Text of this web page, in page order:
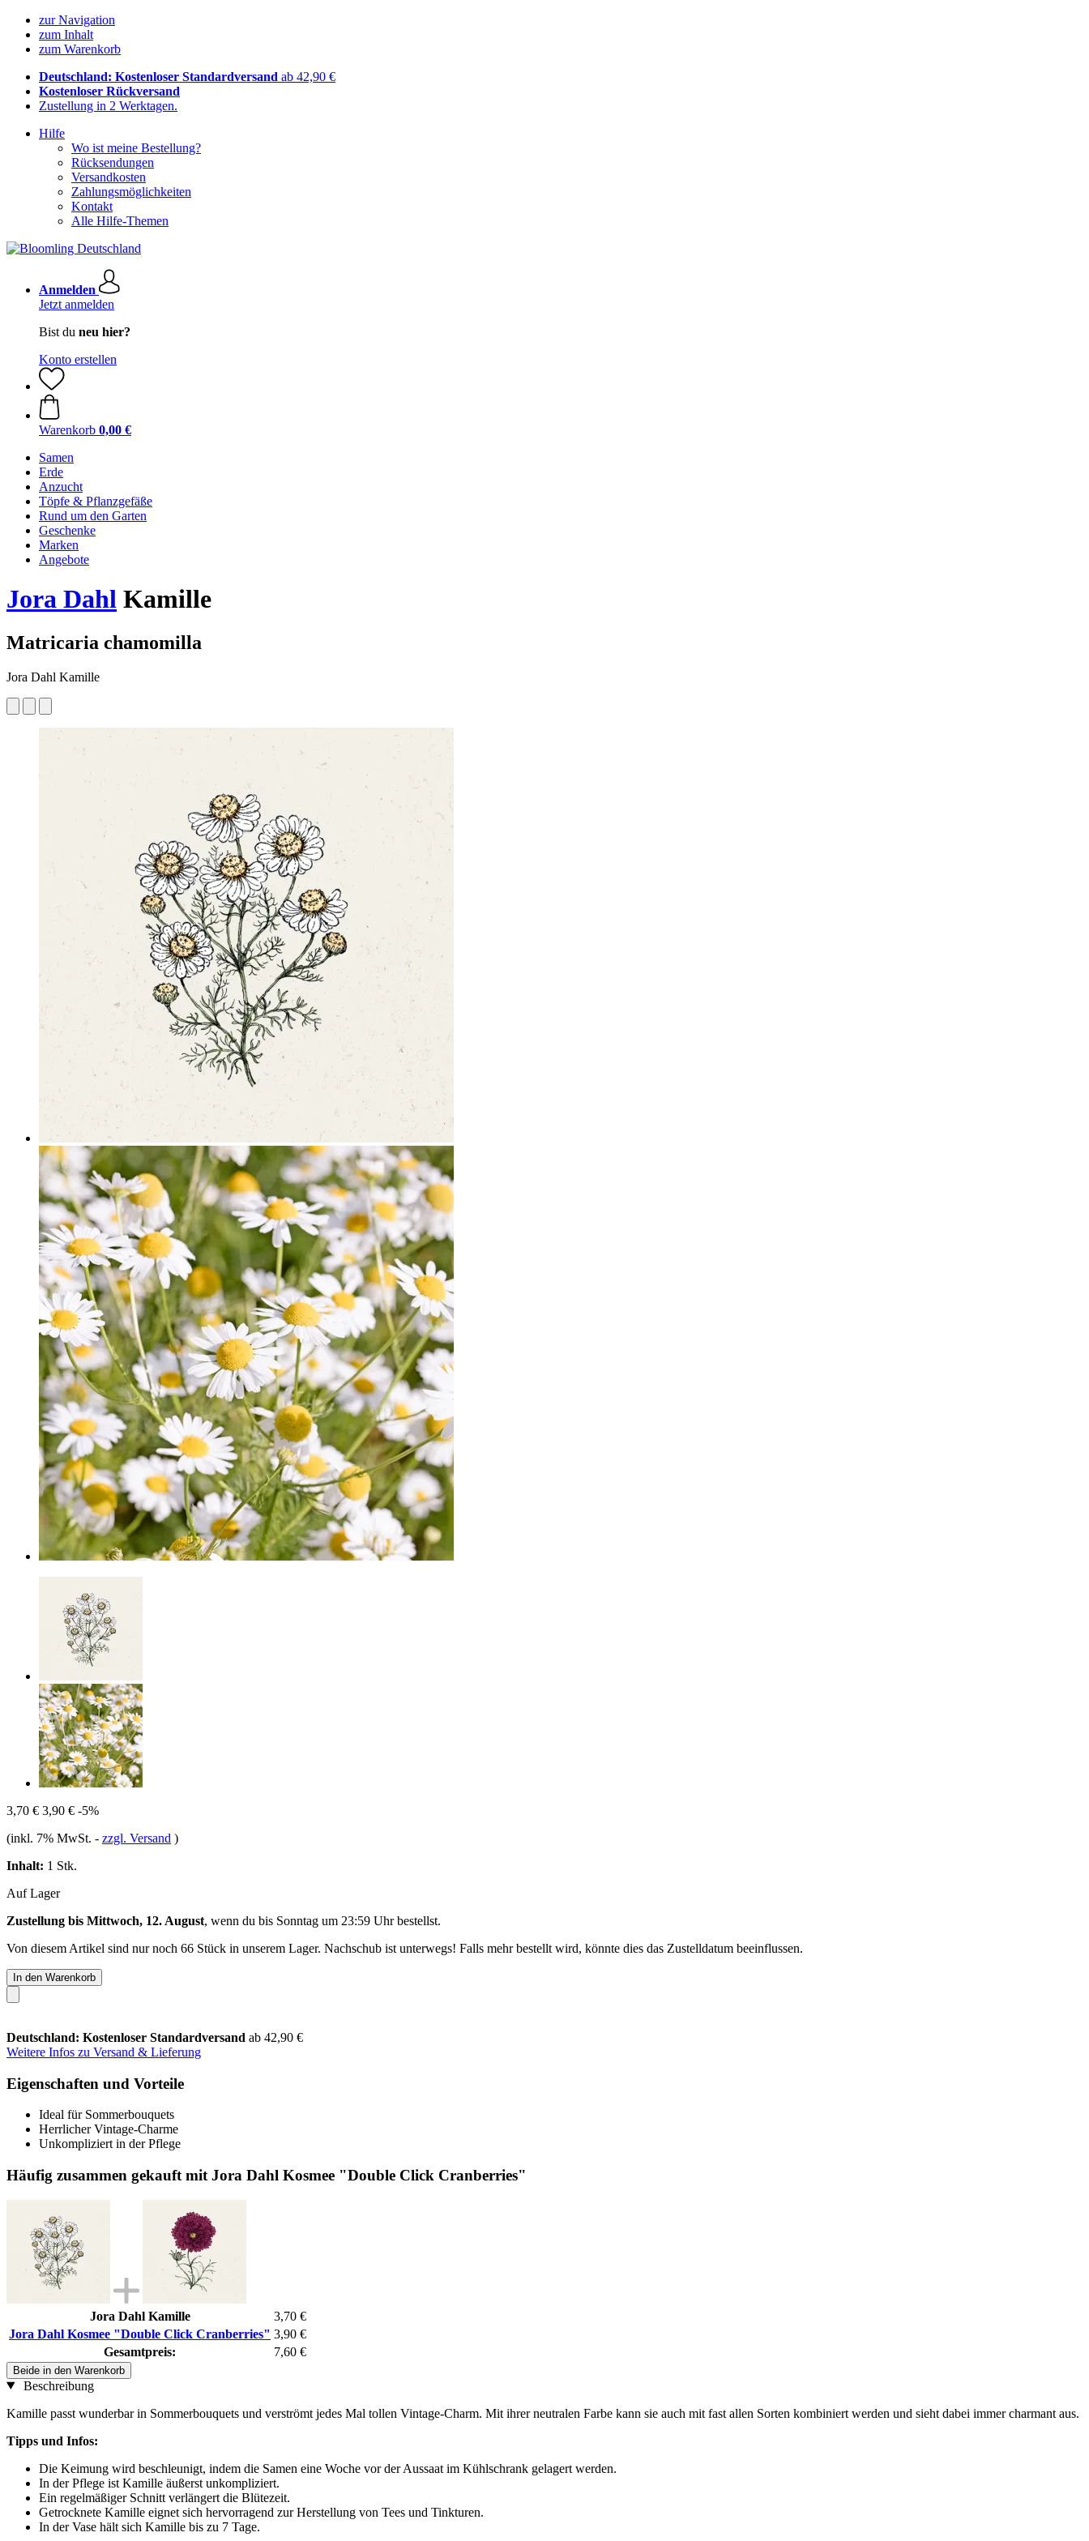
zur Navigation
zum Inhalt
zum Warenkorb
Deutschland: Kostenloser Standardversand ab 42,90 €
Kostenloser Rückversand
Zustellung in 2 Werktagen.
Hilfe
Wo ist meine Bestellung?
Rücksendungen
Versandkosten
Zahlungsmöglichkeiten
Kontakt
Alle Hilfe-Themen
Anmelden
Jetzt anmelden
Bist du neu hier?
Konto erstellen
Warenkorb 0,00 €
Samen
Erde
Anzucht
Töpfe & Pflanzgefäße
Rund um den Garten
Geschenke
Marken
Angebote
Jora Dahl Kamille
Matricaria chamomilla
Jora Dahl Kamille
3,70 € 3,90 € -5%
(inkl. 7% MwSt. - zzgl. Versand )
Inhalt: 1 Stk.
Auf Lager
Zustellung bis Mittwoch, 12. August, wenn du bis Sonntag um 23:59 Uhrbestellst.
Von diesem Artikel sind nur noch 66 Stück in unserem Lager. Nachschub ist unterwegs! Falls mehr bestellt wird, könnte dies das Zustelldatum beeinflussen.
In den Warenkorb
Deutschland: Kostenloser Standardversand ab 42,90 €
Weitere Infos zu Versand & Lieferung
Eigenschaften und Vorteile
Ideal für Sommerbouquets
Herrlicher Vintage-Charme
Unkompliziert in der Pflege
Häufig zusammen gekauft mit Jora Dahl Kosmee "Double Click Cranberries"
Jora Dahl Kamille
3,70 €
Jora Dahl Kosmee "Double Click Cranberries" 3,90 €
Gesamtpreis:
7,60 €
Beide in den Warenkorb
Beschreibung
Kamille passt wunderbar in Sommerbouquets und verströmt jedes Mal tollen Vintage-Charm. Mit ihrer neutralen Farbe kann sie auch mit fast allen Sorten kombiniert werden und sieht dabei immer charmant aus.
Tipps und Infos:
Die Keimung wird beschleunigt, indem die Samen eine Woche vor der Aussaat im Kühlschrank gelagert werden.
In der Pflege ist Kamille äußerst unkompliziert.
Ein regelmäßiger Schnitt verlängert die Blütezeit.
Getrocknete Kamille eignet sich hervorragend zur Herstellung von Tees und Tinkturen.
In der Vase hält sich Kamille bis zu 7 Tage.